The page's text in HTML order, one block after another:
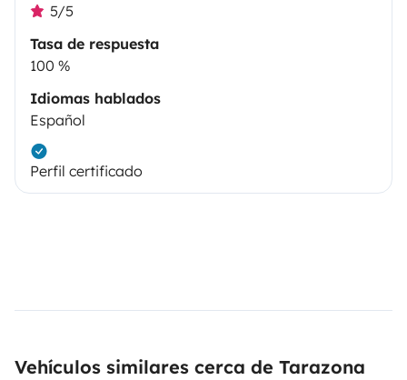
5/5
Tasa de respuesta
100 %
Idiomas hablados
Español
Perfil certificado
Vehículos similares cerca de Tarazona